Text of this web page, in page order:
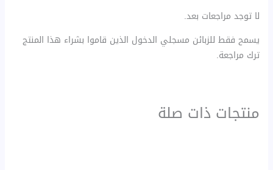
لا توجد مراجعات بعد.
يسمح فقط للزبائن مسجلي الدخول الذين قاموا بشراء هذا المنتج
ترك مراجعة.
منتجات ذات صلة